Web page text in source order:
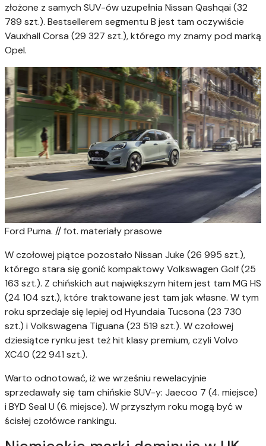
złożone z samych SUV-ów uzupełnia Nissan Qashqai (32
789 szt.). Bestsellerem segmentu B jest tam oczywiście
Vauxhall Corsa (29 327 szt.), którego my znamy pod marką
Opel.
Ford Puma. // fot. materiały prasowe
W czołowej piątce pozostało Nissan Juke (26 995 szt.),
którego stara się gonić kompaktowy Volkswagen Golf (25
163 szt.). Z chińskich aut największym hitem jest tam MG HS
(24 104 szt.), które traktowane jest tam jak własne. W tym
roku sprzedaje się lepiej od Hyundaia Tucsona (23 730
szt.) i Volkswagena Tiguana (23 519 szt.). W czołowej
dziesiątce rynku jest też hit klasy premium, czyli Volvo
XC40 (22 941 szt.).
Warto odnotować, iż we wrześniu rewelacyjnie
sprzedawały się tam chińskie SUV-y: Jaecoo 7 (4. miejsce)
i BYD Seal U (6. miejsce). W przyszłym roku mogą być w
ścisłej czołówce rankingu.